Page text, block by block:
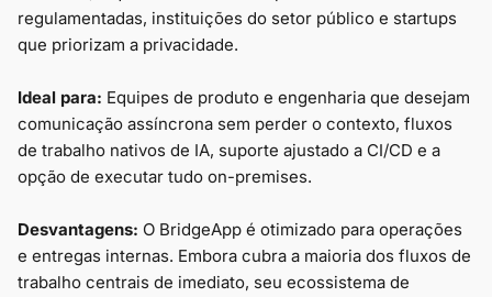
regulamentadas, instituições do setor público e startups
que priorizam a privacidade.
Ideal para: Equipes de produto e engenharia que desejam
comunicação assíncrona sem perder o contexto, fluxos
de trabalho nativos de IA, suporte ajustado a CI/CD e a
opção de executar tudo on-premises.
Desvantagens: O BridgeApp é otimizado para operações
e entregas internas. Embora cubra a maioria dos fluxos de
trabalho centrais de imediato, seu ecossistema de